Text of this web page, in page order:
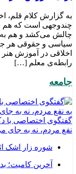
به گزارش کلام قلم،
چندوجهی است که هم
چالش می‌کشد و هم به
سیاسی و حقوقی هر
اخلاقی در آموزش هنر
رابطه‌ی معلم […]
جامعه
گفتگوی اختصاصی با
نفع مردم، نه به جای
شوره زار اشک
​آخرین کامیت؛